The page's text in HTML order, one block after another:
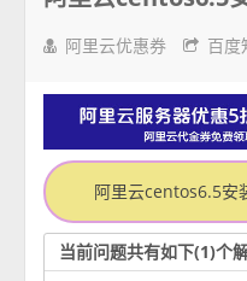
阿里云优惠券 百度
阿里云centos6.5安
当前问题共有如下(1)个